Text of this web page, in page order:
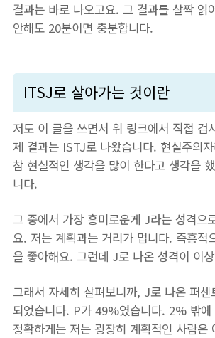
결과는 바로 나오고요. 그 결과를 살짝 읽
안해도 20분이면 충분합니다.
ITSJ로 살아가는 것이란
저도 이 글을 쓰면서 위 링크에서 직접 검
제 결과는 ISTJ로 나왔습니다. 현실주의
참 현실적인 생각을 많이 한다고 생각을
니다.
그 중에서 가장 흥미로운게 J라는 성격으
요. 저는 계획과는 거리가 멉니다. 즉흥적
을 좋아해요. 그런데 J로 나온 성격이 이
그래서 자세히 살펴보니까, J로 나온 퍼
되었습니다. P가 49%였습니다. 2% 밖에
정확하게는 저는 굉장히 계획적인 사람은